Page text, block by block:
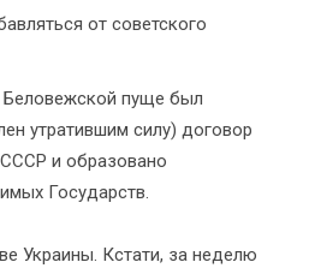
от советского
Беловежской пуще был
утратившим силу) договор
и образовано
Государств.
Украины. Кстати, за неделю